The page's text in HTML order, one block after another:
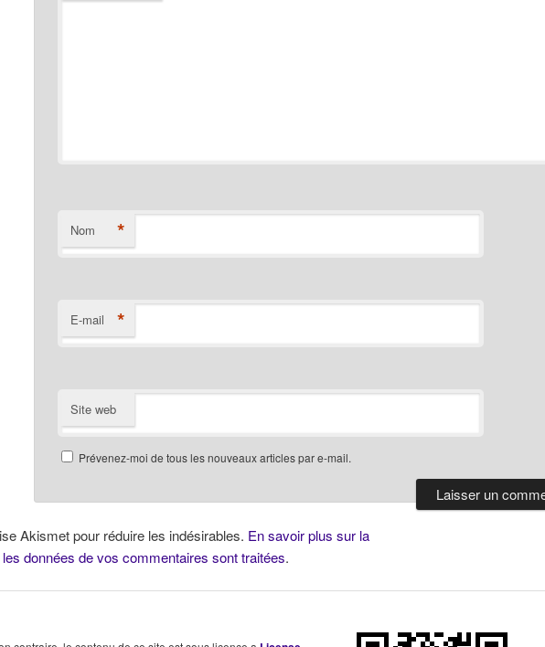
Nom *
E-mail *
Site web
Prévenez-moi de tous les nouveaux articles par e-mail.
Akismet pour réduire les indésirables. En savoir plus sur la
données de vos commentaires sont traitées.